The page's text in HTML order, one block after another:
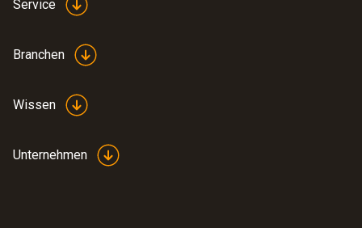
Service
Branchen
Wissen
Unternehmen